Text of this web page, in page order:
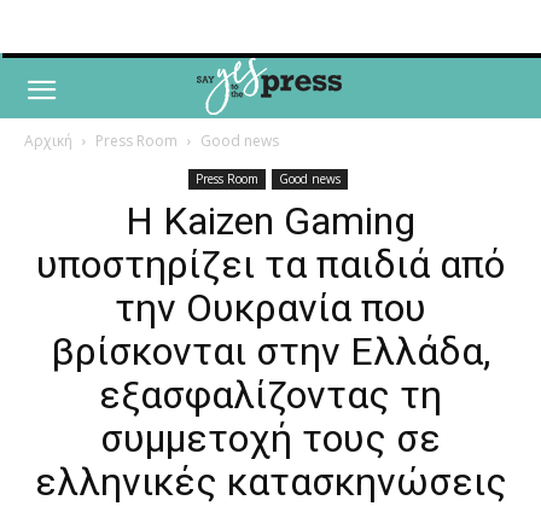
Αρχική Press Room Good news
Press Room Good news
Η Κaizen Gaming
υποστηρίζει τα παιδιά από
την Ουκρανία που
βρίσκονται στην Ελλάδα,
εξασφαλίζοντας τη
συμμετοχή τους σε
ελληνικές κατασκηνώσεις